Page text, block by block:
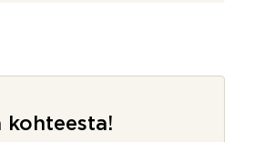
kohteesta!